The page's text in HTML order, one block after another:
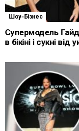
Шоу-Бізнес
Супермодель
в бікіні і сукні